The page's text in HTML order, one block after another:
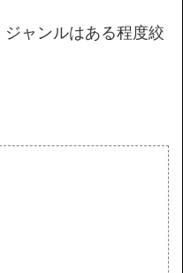
ャンルはある程度絞